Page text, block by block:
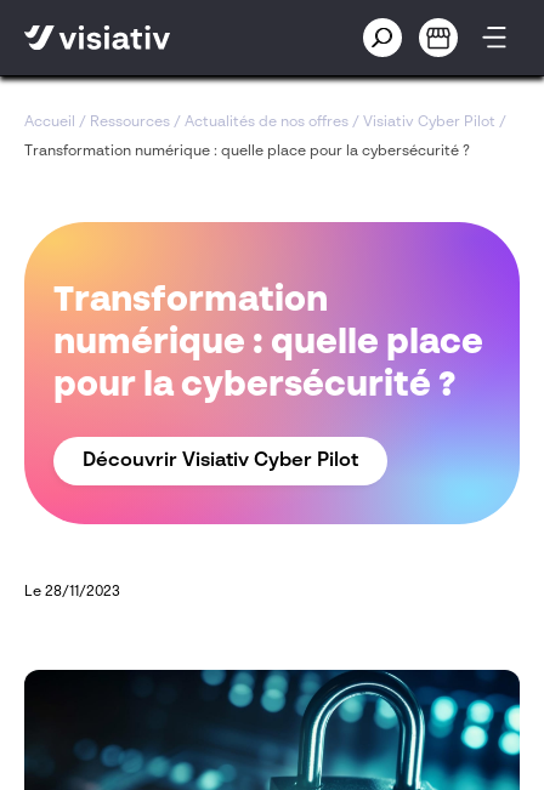
Accueil / Ressources / Actualités de nos offres / Visiativ Cyber Pilot /
Transformation numérique : quelle place pour la cybersécurité ?
Transformation
numérique : quelle place
pour la cybersécurité ?
Découvrir Visiativ Cyber Pilot
Le 28/11/2023